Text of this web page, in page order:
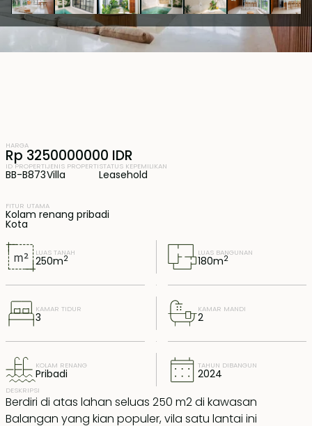
LUAS TANAH
250m2
LUAS BANGUNAN
180m2
KAMAR TIDUR
3
KAMAR MANDI
2
KOLAM RENANG
Pribadi
TAHUN DIBANGUN
2024
DESKRIPSI
Berdiri di atas lahan seluas 250 m2 di kawasan
Balangan yang kian populer, vila satu lantai ini
HARGA
Rp 3250000000 IDR
ID PROPERTI
BB-B873
JENIS PROPERTI
Villa
STATUS KEPEMILIKAN
Leasehold
FITUR UTAMA
Kolam renang pribadi
Kota